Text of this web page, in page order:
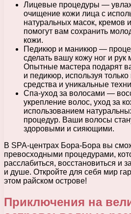
Лицевые процедуры —
очищение кожи лица с
натуральных масок, кремов
помогут вам сохранить
кожи.
Педикюр и маникюр —
сделать вашу кожу ног и рук
Опытные мастера подарят
и педикюр, используя
средства и уникальные
Спа-уход за волосами —
укрепление волос, уход за
использованием
процедур. Ваши волосы
здоровыми и сияющими.
В SPA-центрах Бора-Бора вы
превосходными процедурами,
расслабиться, восстановиться и
и душе. Откройте для себя мир
этом райском острове!
Приключения на